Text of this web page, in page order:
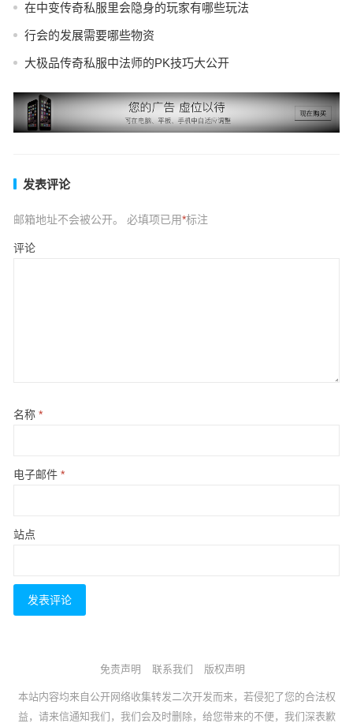
在中变传奇私服里会隐身的玩家有哪些玩法
行会的发展需要哪些物资
大极品传奇私服中法师的PK技巧大公开
发表评论
邮箱地址不会被公开。 必填项已用*标注
评论
名称 *
电子邮件 *
站点
免责声明 联系我们 版权声明
本站内容均来自公开网络收集转发二次开发而来，若侵犯了您的合法权
益，请来信通知我们，我们会及时删除，给您带来的不便，我们深表歉